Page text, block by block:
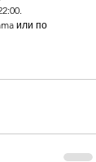
или по